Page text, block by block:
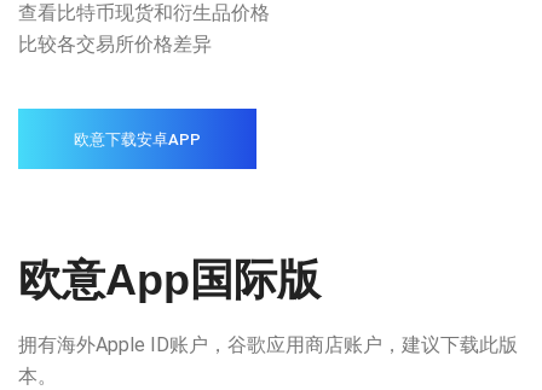
查看比特币现货和衍生品价格
比较各交易所价格差异
欧意下载安卓APP
欧意App国际版
拥有海外Apple ID账户，谷歌应用商店账户，建议下载此版
本。